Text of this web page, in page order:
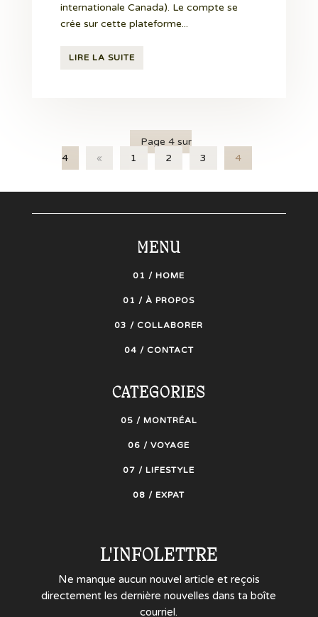
internationale Canada). Le compte se
crée sur cette plateforme...
LIRE LA SUITE
Page 4 sur
4
« 1 2 3 4
MENU
01 / HOME
01 / À PROPOS
03 / COLLABORER
04 / CONTACT
CATEGORIES
05 / MONTRÉAL
06 / VOYAGE
07 / LIFESTYLE
08 / EXPAT
L'INFOLETTRE
Ne manque aucun nouvel article et reçois
directement les dernière nouvelles dans ta boîte
courriel.